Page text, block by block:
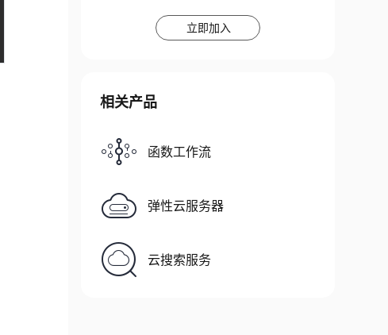
立即加入
相关产品
函数工作流
弹性云服务器
云搜索服务